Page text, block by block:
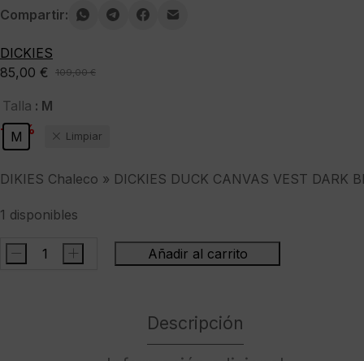
109,00€
El
precio
original
era:
85,00 €
El
precio
actual
es:
-22%
Talla : M
M
Limpiar
DIKIES Chaleco » DICKIES DUCK CANVAS VEST DARK
1 disponibles
DIKIES
- + Añadir al carrito
Compartir:
DICKIES
Descripción